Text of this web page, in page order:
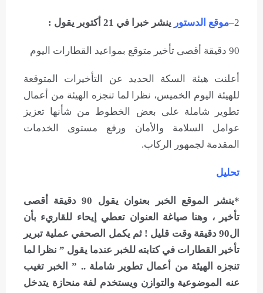
2
–موقع الدستور ينشر خبرا في 21 أكتوبر يقول :
90 دقيقة أقصى تأخير متوقع بمواعيد القطارات اليوم
أعلنت هيئة السكة الحديد عن التأخيرات المتوقعة
للهيئة اليوم الخميس، نظرا لما تنجزه الهيئة من أعمال
تطوير شاملة على بعض الخطوط من شأنها تعزيز
عوامل السلامة والأمان ورفع مستوى الخدمات
المقدمة لجمهور الركاب.
تحليل
*ينشر الموقع الخبر بعنوان يقول 90 دقيقة أقصى
تأخير ، وهنا صياغة العنوان تعطي إيحاء للقاريء بأن
ال90 دقيقة وقت قليل ! ثم يكمل الصحفي عملية تبرير
تأخير القطارات في كتابته للخبر عندما يقول ” نظرا لما
تنجزه الهيئة من أعمال تطوير شاملة .. ” الخبر تغيب
عنه الموضوعية والتوازن ويستخدم لفة منحازة يتدخل